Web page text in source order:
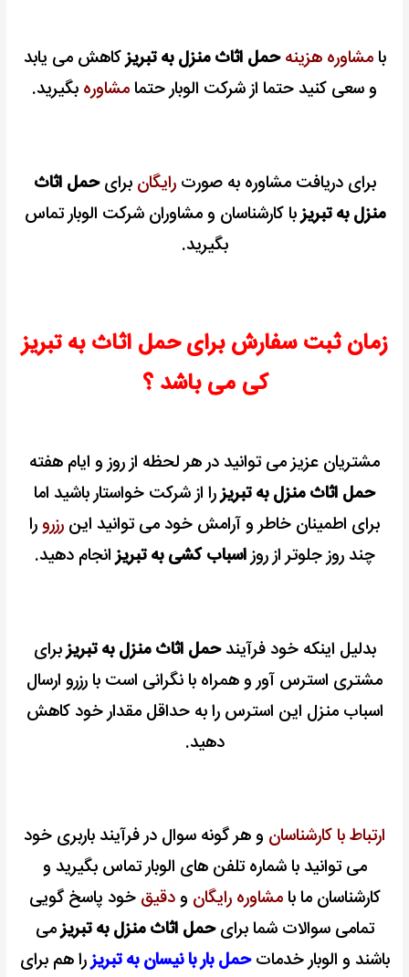
بامشاوره هزینه حمل اثاث منزل به تبریزکاهش می یابد
و سعی کنید حتما از شرکت الوبار حتمامشاوره بگیرید.
برای دریافت مشاوره به صورترایگان برایحمل اثاث
منزل به تبریزبا کارشناسان و مشاوران شرکت الوبار تماس
بگیرید.
زمان ثبت سفارش برای حمل اثاث به تبریز
کی می باشد ؟
مشتریان عزیز می توانید در هر لحظه از روز و ایام هفته
حمل اثاث منزل به تبریزرا از شرکت خواستار باشید اما
برای اطمینان خاطر و آرامش خود می توانید این رزرورا
چند روز جلوتر از روزاسباب کشی به تبریزانجام دهید.
بدلیل اینکه خود فرآیندحمل اثاث منزل به تبریزبرای
مشتری استرس آور و همراه با نگرانی است با رزرو ارسال
اسباب منزل این استرس را به حداقل مقدار خود کاهش
دهید.
ارتباط با کارشناسان و هر گونه سوال در فرآیند باربری خود
می توانید با شماره تلفن های الوبار تماس بگیرید و
کارشناسان ما بامشاوره رایگان ودقیق خود پاسخ گویی
تمامی سوالات شما برایحمل اثاث منزل به تبریزمی
باشند و الوبار خدمات حمل بار با نیسان به تبریزرا هم برای